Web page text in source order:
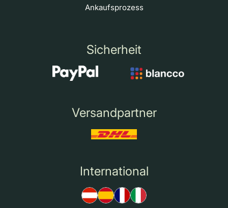
Ankaufsprozess
Sicherheit
Versandpartner
International